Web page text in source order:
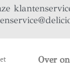
Over